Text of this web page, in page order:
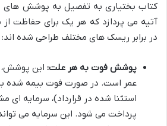
کتاب بختیاری به تفصیل به پوشش های
آتیه می پردازد که هر یک برای حفاظت از
در برابر ریسک های مختلف طراحی شده اند:
پوشش فوت به هر علت: این پوشش،
عمر است. در صورت فوت بیمه شده
استثنا شده در قرارداد)، سرمایه
پرداخت می شود. این سرمایه می